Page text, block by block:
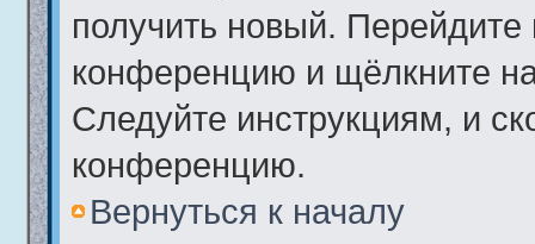
получить новый. Перейдите
конференцию и щёлкните
Следуйте инструкциям, и
конференцию.
Вернуться к началу